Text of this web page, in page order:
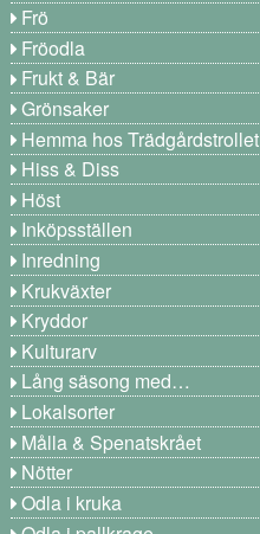
Frö
Fröodla
Frukt & Bär
Grönsaker
Hemma hos Trädgårdstrollet
Hiss & Diss
Höst
Inköpsställen
Inredning
Krukväxter
Kryddor
Kulturarv
Lång säsong med…
Lokalsorter
Målla & Spenatskrået
Nötter
Odla i kruka